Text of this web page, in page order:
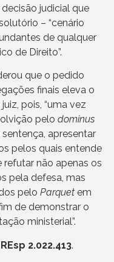
judicial que
– “cenário
de qualquer
de Direito”.
que o pedido
finais eleva o
pois, “uma vez
pelo dominus
apresentar
pelos quais entende
não apenas os
pela defesa, mas
pelo Parquetem
de demonstrar o
ministerial”.
2.022.413.